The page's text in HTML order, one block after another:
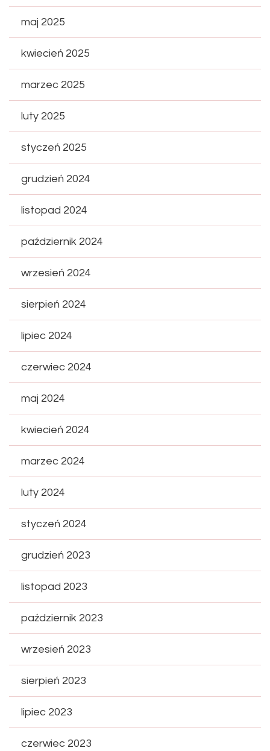
maj 2025
kwiecień 2025
marzec 2025
luty 2025
styczeń 2025
grudzień 2024
listopad 2024
październik 2024
wrzesień 2024
sierpień 2024
lipiec 2024
czerwiec 2024
maj 2024
kwiecień 2024
marzec 2024
luty 2024
styczeń 2024
grudzień 2023
listopad 2023
październik 2023
wrzesień 2023
sierpień 2023
lipiec 2023
czerwiec 2023